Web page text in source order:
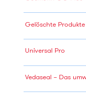
Gelöschte Produkte
Universal Pro
Vedaseal – Das